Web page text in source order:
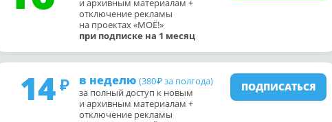
и архивным материалам +
отключение рекламы
на проектах «МОЁ!»
при подписке на 1 месяц
14 в неделю (380₽ за полгода)
за полный доступ к новым
и архивным материалам +
отключение рекламы
ПОДПИСАТЬСЯ